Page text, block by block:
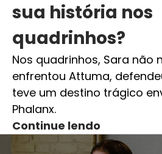
sua história nos
quadrinhos?
Nos quadrinhos, Sara não
enfrentou Attuma,
teve um destino trágico
Phalanx.
Continue lendo